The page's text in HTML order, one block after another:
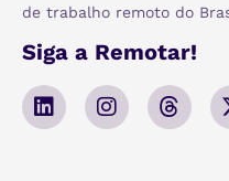
de trabalho remoto do
Siga a Remotar!